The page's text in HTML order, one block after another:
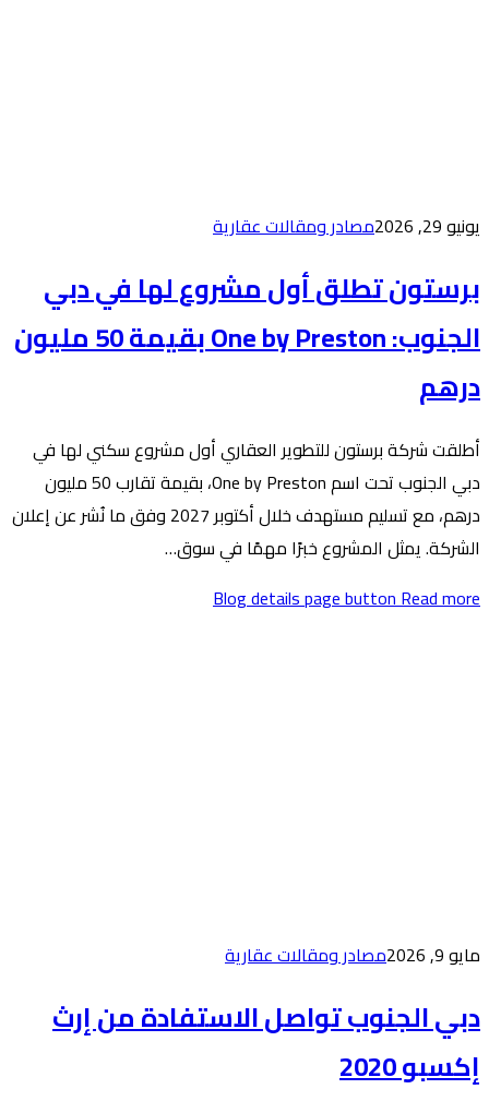
لها في دبي
الجنوب: One by Preston بقيمة 50 مليون
أول مشروع سكني لها في
دبي الجنوب تحت اسم One by Preston، بقيمة تقارب 50 مليون
درهم، مع تسليم مستهدف خلال أكتوبر 2027 وفق ما نُشر عن إعلان
في سوق…
Blog
من إرث